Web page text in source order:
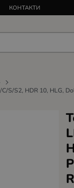
КОНТАКТИ
S/S2, HDR 10, HLG,